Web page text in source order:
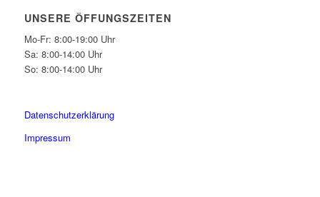
UNSERE ÖFFUNGSZEITEN
Mo-Fr: 8:00-19:00 Uhr
Sa: 8:00-14:00 Uhr
So: 8:00-14:00 Uhr
Datenschutzerklärung
Impressum